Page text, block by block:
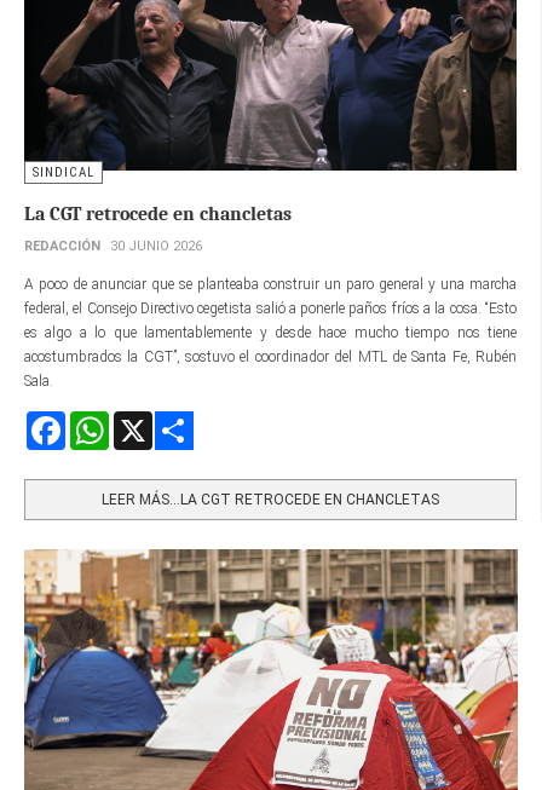
SINDICAL
La CGT retrocede en chancletas
REDACCIÓN 30 JUNIO 2026
A poco de anunciar que se planteaba construir un paro general y una marcha
federal, el Consejo Directivo cegetista salió a ponerle paños fríos a la cosa. “Esto
es algo a lo que lamentablemente y desde hace mucho tiempo nos tiene
acostumbrados la CGT”, sostuvo el coordinador del MTL de Santa Fe, Rubén
Sala.
FacebookWhatsApp
LEER MÁS…LA CGT RETROCEDE EN CHANCLETAS